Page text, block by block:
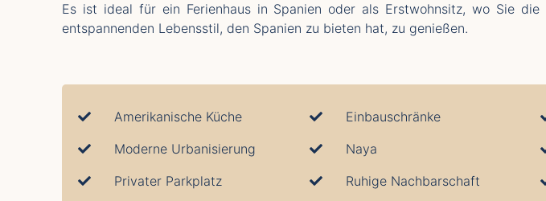
Es ist ideal für ein Ferienhaus in Spanien oder als Erstwohnsitz, wo Sie
entspannenden Lebensstil, den Spanien zu bieten hat, zu genießen.
Amerikanische Küche Einbauschränke
Moderne Urbanisierung
Naya
Privater Parkplatz
Ruhige Nachbarschaft